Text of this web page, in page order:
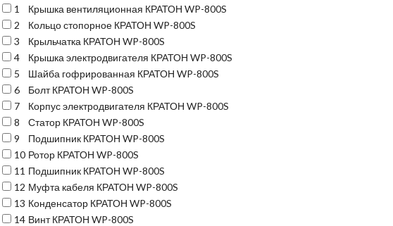
1
Крышка вентиляционная КРАТОН WP-800S
2
Кольцо стопорное КРАТОН WP-800S
3
Крыльчатка КРАТОН WP-800S
4
Крышка электродвигателя КРАТОН WP-800S
5
Шайба гофрированная КРАТОН WP-800S
6
Болт КРАТОН WP-800S
7
Корпус электродвигателя КРАТОН WP-800S
8
Статор КРАТОН WP-800S
9
Подшипник КРАТОН WP-800S
10 Ротор КРАТОН WP-800S
11 Подшипник КРАТОН WP-800S
12 Муфта кабеля КРАТОН WP-800S
13 Конденсатор КРАТОН WP-800S
14 Винт КРАТОН WP-800S